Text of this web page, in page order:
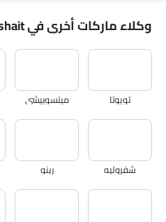
وكلاء ماركات أخرى في Khamis Mushait
تويوتا ميتسوبيشي
شفروليه رينو